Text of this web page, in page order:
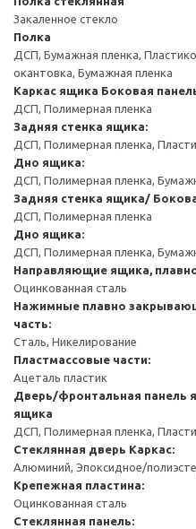
Закаленное стекло
Полка
ДСП, Бумажная пленка,
окантовка, Бумажная пленка
Каркас ящика Боковая
ДСП, Полимерная пленка
Задняя стенка ящика:
ДСП, Полимерная пленка,
Дно ящика:
ДСП, Полимерная пленка,
Задняя стенка ящика/
ДСП, Полимерная пленка
Дно ящика:
ДСП, Полимерная пленка,
Направляющие ящика,
Оцинкованная сталь
Нажимные плавно
часть:
Сталь, Никелирование
Пластмассовые части:
Ацеталь пластик
Дверь/фронтальная панель
ящика
ДСП, Полимерная пленка,
Стеклянная дверь Каркас:
Алюминий, Эпоксидное/
Крепежная пластина:
Оцинкованная сталь
Стеклянная панель: